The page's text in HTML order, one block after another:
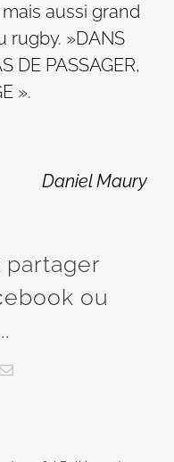
aussi grand
rugby. »DANS
DE PASSAGER,
».
Daniel Maury
partager
ou
Email